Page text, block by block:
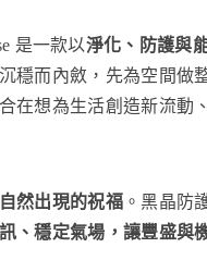
是一款以淨化、防護與
穩而內斂，先為空間做
在想為生活創造新流動
然出現的祝福 。黑晶防
、穩定氣場，讓豐盛與